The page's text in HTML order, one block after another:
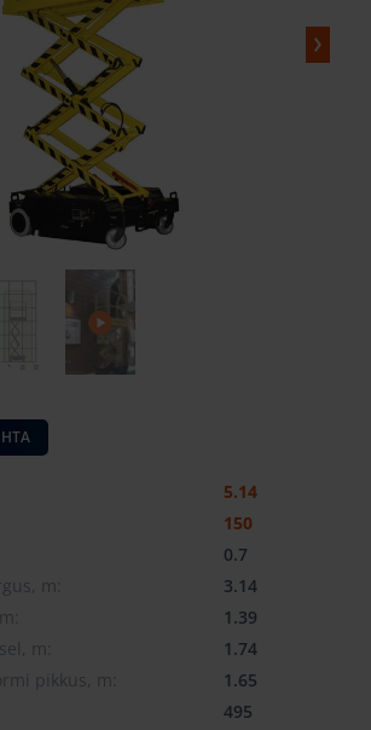
5.14
150
0.7
m:
3.14
1.39
m:
1.74
pikkus, m:
1.65
495